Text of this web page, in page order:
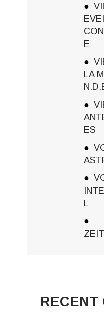
E
LA
ES
L
RECENT